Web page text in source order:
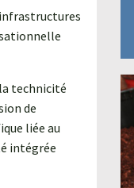
technicité
de
liée au
intégrée